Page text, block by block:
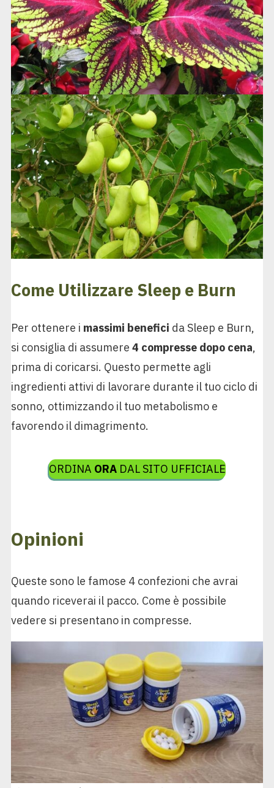
Come Utilizzare Sleep e Burn
Per ottenere i massimi benefici da Sleep e Burn,
si consiglia di assumere 4 compresse dopo cena,
prima di coricarsi. Questo permette agli
ingredienti attivi di lavorare durante il tuo ciclo di
sonno, ottimizzando il tuo metabolismo e
favorendo il dimagrimento.
ORDINA ORADAL SITO UFFICIALE
Opinioni
Queste sono le famose 4 confezioni che avrai
quando riceverai il pacco. Come è possibile
vedere si presentano in compresse.